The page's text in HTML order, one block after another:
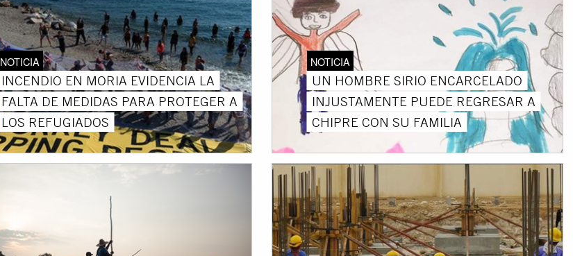
NOTICIA
INCENDIO EN MORIA EVIDENCIA LA
FALTA DE MEDIDAS PARA PROTEGER A
LOS REFUGIADOS
NOTICIA
UN HOMBRE SIRIO ENCARCELADO
INJUSTAMENTE PUEDE REGRESAR A
CHIPRE CON SU FAMILIA